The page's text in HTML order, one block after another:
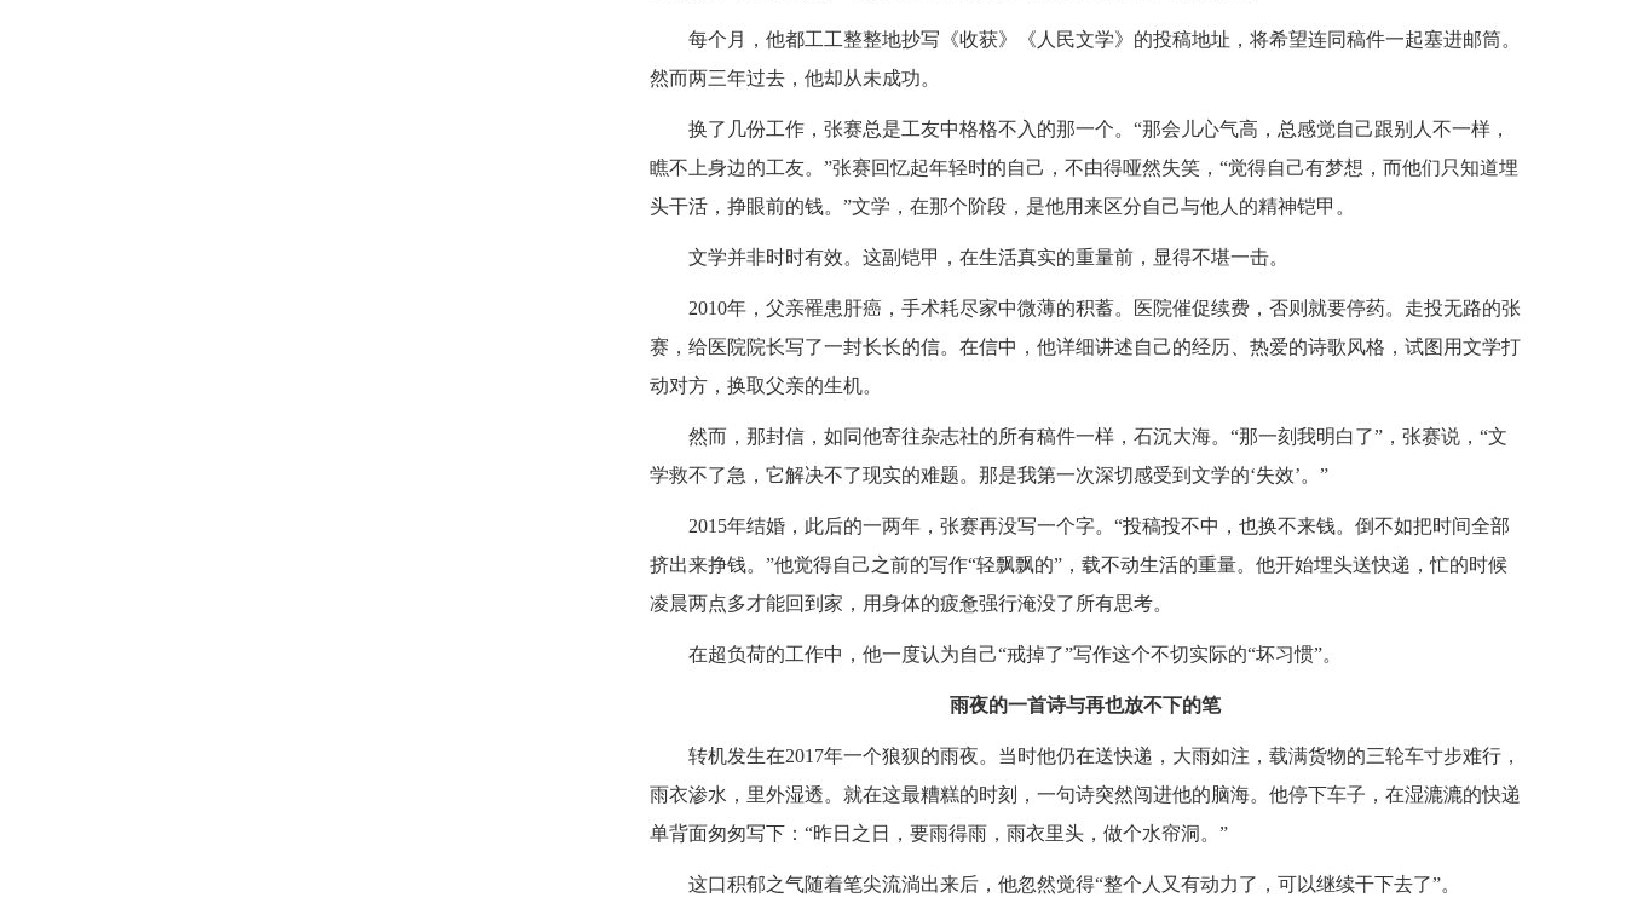
每个月，他都工工整整地抄写《收获》《人民文学》的投稿地址，将希望连同稿件一起塞进邮筒。
然而两三年过去，他却从未成功。
换了几份工作，张赛总是工友中格格不入的那一个。“那会儿心气高，总感觉自己跟别人不一样，
瞧不上身边的工友。”张赛回忆起年轻时的自己，不由得哑然失笑，“觉得自己有梦想，而他们只知道埋
头干活，挣眼前的钱。”文学，在那个阶段，是他用来区分自己与他人的精神铠甲。
文学并非时时有效。这副铠甲，在生活真实的重量前，显得不堪一击。
2010年，父亲罹患肝癌，手术耗尽家中微薄的积蓄。医院催促续费，否则就要停药。走投无路的张
赛，给医院院长写了一封长长的信。在信中，他详细讲述自己的经历、热爱的诗歌风格，试图用文学打
动对方，换取父亲的生机。
然而，那封信，如同他寄往杂志社的所有稿件一样，石沉大海。“那一刻我明白了”，张赛说，“文
学救不了急，它解决不了现实的难题。那是我第一次深切感受到文学的‘失效’。”
2015年结婚，此后的一两年，张赛再没写一个字。“投稿投不中，也换不来钱。倒不如把时间全部
挤出来挣钱。”他觉得自己之前的写作“轻飘飘的”，载不动生活的重量。他开始埋头送快递，忙的时候
凌晨两点多才能回到家，用身体的疲惫强行淹没了所有思考。
在超负荷的工作中，他一度认为自己“戒掉了”写作这个不切实际的“坏习惯”。
雨夜的一首诗与再也放不下的笔
转机发生在2017年一个狼狈的雨夜。当时他仍在送快递，大雨如注，载满货物的三轮车寸步难行，
雨衣渗水，里外湿透。就在这最糟糕的时刻，一句诗突然闯进他的脑海。他停下车子，在湿漉漉的快递
单背面匆匆写下：“昨日之日，要雨得雨，雨衣里头，做个水帘洞。”
这口积郁之气随着笔尖流淌出来后，他忽然觉得“整个人又有动力了，可以继续干下去了”。